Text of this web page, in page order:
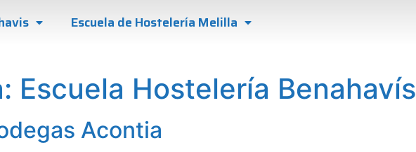
Escuela de Hostelería Melilla
Escuela Hostelería Benahavís
Acontia